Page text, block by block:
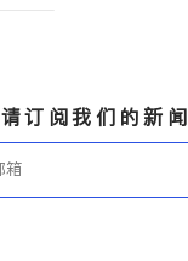
请订阅我们的新闻